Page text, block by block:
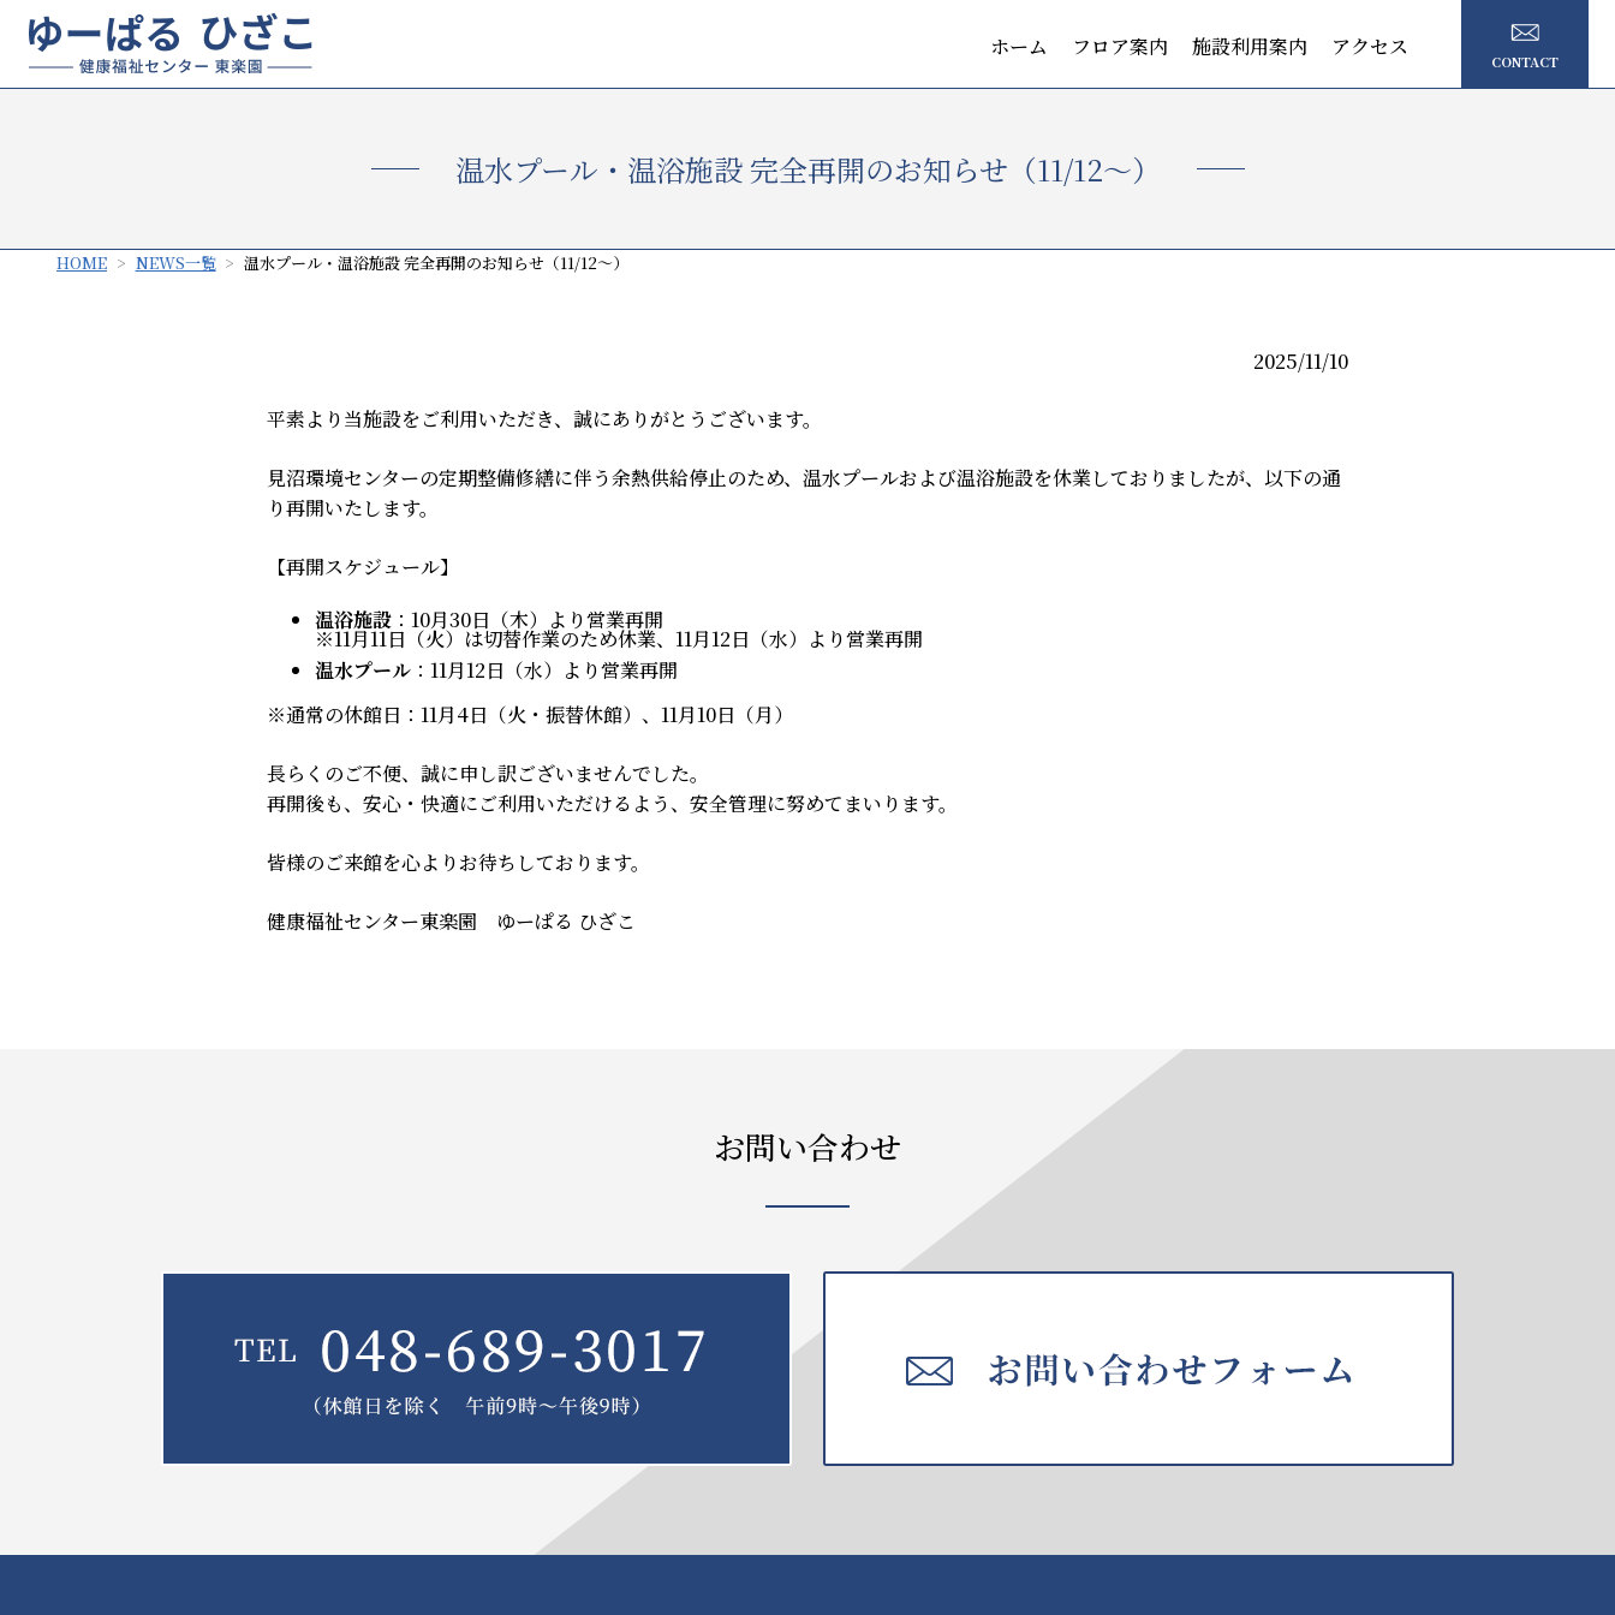
ホーム フロア案内 施設利用案内 アクセス
CONTACT
温水プール・温浴施設 完全再開のお知らせ（11/12〜）
HOME NEWS一覧 温水プール・温浴施設 完全再開のお知らせ（11/12〜）
2025/11/10
平素より当施設をご利用いただき、誠にありがとうございます。
見沼環境センターの定期整備修繕に伴う余熱供給停止のため、温水プールおよび温浴施設を休業しておりましたが、以下の通
り再開いたします。
【再開スケジュール】
温浴施設 ：10月30日（木）より営業再開
※11月11日（火）は切替作業のため休業、11月12日（水）より営業再開
温水プール ：11月12日（水）より営業再開
※通常の休館日：11月4日（火・振替休館）、11月10日（月）
長らくのご不便、誠に申し訳ございませんでした。
再開後も、安心・快適にご利用いただけるよう、安全管理に努めてまいります。
皆様のご来館を心よりお待ちしております。
健康福祉センター東楽園 ゆーぱる ひざこ
お問い合わせ